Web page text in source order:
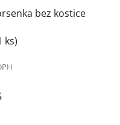
bez kostice
ks)